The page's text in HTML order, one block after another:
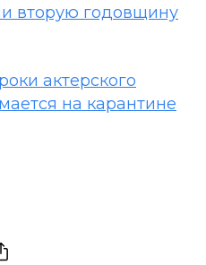
вторую годовщину
актерского
на карантине